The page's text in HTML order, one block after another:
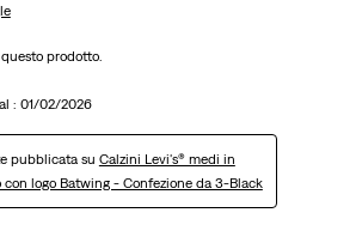
prodotto.
: 01/02/2026
pubblicata su Calzini Levi's® medi in
logo Batwing - Confezione da 3-Black